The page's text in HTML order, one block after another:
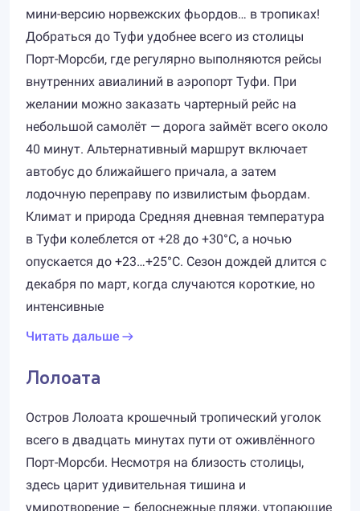
мини-версию норвежских фьордов… в тропиках!
Добраться до Туфи удобнее всего из столицы
Порт-Морсби, где регулярно выполняются рейсы
внутренних авиалиний в аэропорт Туфи. При
желании можно заказать чартерный рейс на
небольшой самолёт — дорога займёт всего около
40 минут. Альтернативный маршрут включает
автобус до ближайшего причала, а затем
лодочную переправу по извилистым фьордам.
Климат и природа Средняя дневная температура
в Туфи колеблется от +28 до +30°C, а ночью
опускается до +23…+25°C. Сезон дождей длится с
декабря по март, когда случаются короткие, но
интенсивные
Читать дальше
Лолоата
Остров Лолоата крошечный тропический уголок
всего в двадцать минутах пути от оживлённого
Порт-Морсби. Несмотря на близость столицы,
здесь царит удивительная тишина и
умиротворение – белоснежные пляжи, утопающие